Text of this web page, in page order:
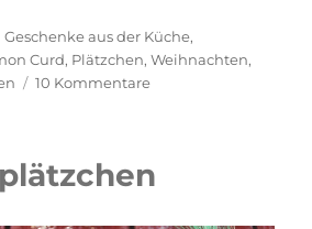
Kategorien
Geschenke aus der Küche,
Curd, Plätzchen,Weihnachten,
10 Kommentarezu